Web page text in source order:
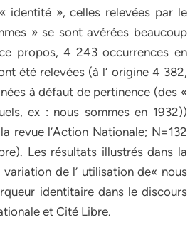
identité », celles relevées par le
» se sont avérées beaucoup
propos, 4 243 occurrences en
été relevées (à l’ origine 4 382,
à défaut de pertinence (des «
ex : nous sommes en 1932))
revue l’Action Nationale; N=132
Les résultats illustrés dans la
de l’ utilisation de« nous
identitaire dans le discours
et Cité Libre.